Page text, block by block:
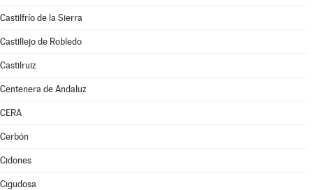
Castilfrío de la Sierra
Castillejo de Robledo
Castilruiz
Centenera de Andaluz
CERA
Cerbón
Cidones
Cigudosa